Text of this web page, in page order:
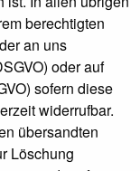
berechtigten
an uns
oder auf
sofern diese
widerrufbar.
übersandten
Löschung